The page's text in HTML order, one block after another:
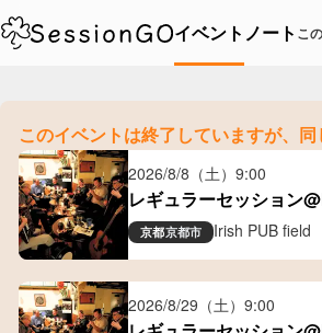
イベント ノート こ
このイベントは終了していますが、 同
2026/8/8（土） 9:00
レギュラーセッション
京都京都市 Irish PUB field
2026/8/29（土） 9:00